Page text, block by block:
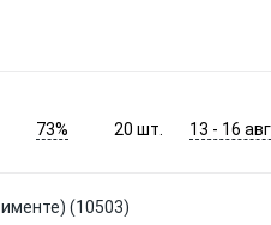
73% 20 шт. 13 - 16
(10503)